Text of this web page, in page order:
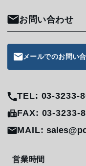
お問い合わせ
メールでのお問い
TEL: 03-3233-
FAX: 03-3233-
MAIL:
営業時間